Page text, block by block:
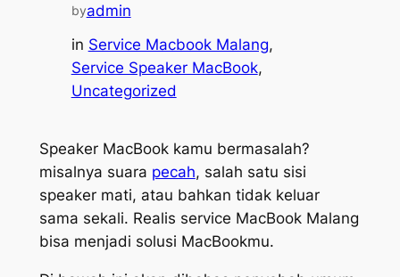
byadmin
in Service Macbook Malang
Service Speaker MacBook
Uncategorized
Speaker MacBook kamu bermasalah?
misalnya suara pecah, salah satu sisi
speaker mati, atau bahkan tidak keluar
sama sekali. Realis service MacBook Malang
bisa menjadi solusi MacBookmu.